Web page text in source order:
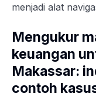
menjadi alat
Mengukur
keuangan
Makassar:
contoh